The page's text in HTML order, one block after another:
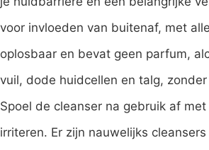
voor invloeden van buitenaf, met
oplosbaar en bevat geen parfum,
vuil, dode huidcellen en talg,
Spoel de cleanser na gebruik af
irriteren. Er zijn nauwelijks